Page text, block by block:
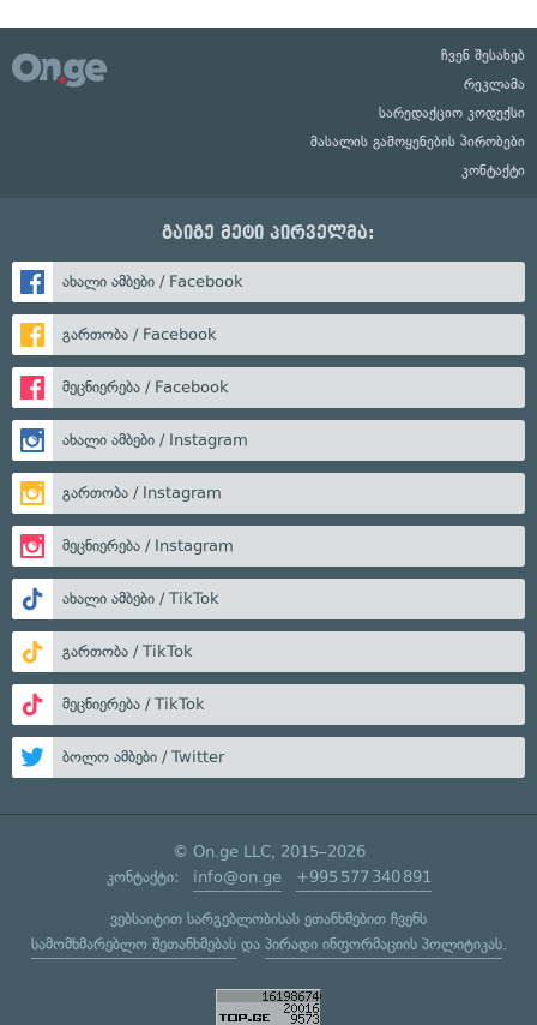
ჩვენ შესახებ
რეკლამა
სარედაქციო კოდექსი
მასალის გამოყენების პირობები
კონტაქტი
გაიგე მეტი პირველმა:
ახალი ამბები / Facebook
გართობა / Facebook
მეცნიერება / Facebook
ახალი ამბები / Instagram
გართობა / Instagram
მეცნიერება / Instagram
ახალი ამბები / TikTok
გართობა / TikTok
მეცნიერება / TikTok
ბოლო ამბები / Twitter
© On.ge LLC, 2015–2026
კონტაქტი: info@on.ge +995 577 340 891
ვებსაიტით სარგებლობისას ეთანხმებით ჩვენს
სამომხმარებლო შეთანხმებასდა პირადი ინფორმაციის პოლიტიკას.